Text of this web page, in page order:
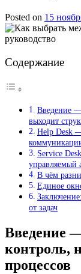
Posted on 15
Содержание
Введение —
выходит
Help Desk
Service
управляемый
В чём
Единое
от задач
Введение
контроль,
процессов